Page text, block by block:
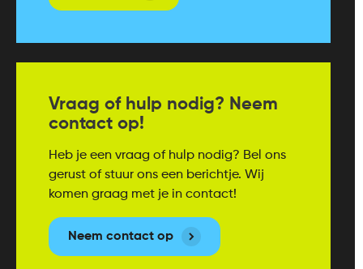
Vraag of hulp nodig? Neem
contact op!
Heb je een vraag of hulp nodig? Bel ons
gerust of stuur ons een berichtje. Wij
komen graag met je in contact!
Neem contact op